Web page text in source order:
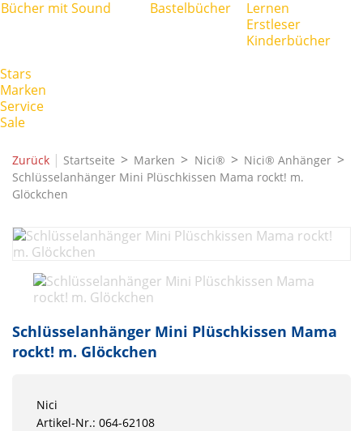
Bücher mit Sound
Bastelbücher
Lernen
Erstleser
Kinderbücher
Stars
Marken
Service
Sale
Zurück | Startseite Marken Nici®
Nici® Anhänger
Schlüsselanhänger Mini Plüschkissen Mama rockt! m.
Glöckchen
Schlüsselanhänger Mini Plüschkissen Mama
rockt! m. Glöckchen
Nici
Artikel-Nr.: 064-62108